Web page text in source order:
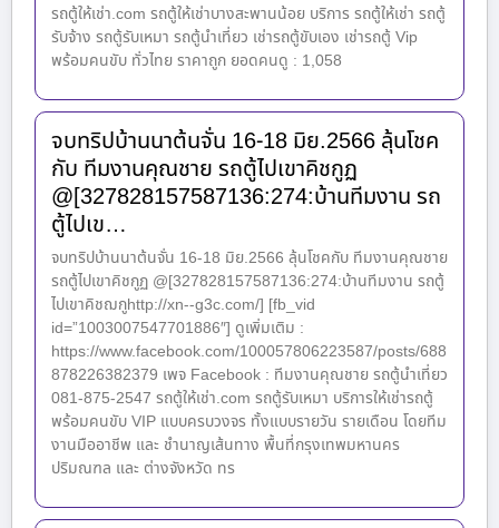
รถตู้ให้เช่า.com รถตู้ให้เช่าบางสะพานน้อย บริการ รถตู้ให้เช่า รถตู้
รับจ้าง รถตู้รับเหมา รถตู้นำเที่ยว เช่ารถตู้ขับเอง เช่ารถตู้ Vip
พร้อมคนขับ ทั่วไทย ราคาถูก ยอดคนดู : 1,058
จบทริปบ้านนาต้นจั่น 16-18 มิย.2566 ลุ้นโชค
กับ ทีมงานคุณชาย รถตู้ไปเขาคิชกูฏ
@[327828157587136:274:บ้านทีมงาน รถ
ตู้ไปเข…
จบทริปบ้านนาต้นจั่น 16-18 มิย.2566 ลุ้นโชคกับ ทีมงานคุณชาย
รถตู้ไปเขาคิชกูฏ @[327828157587136:274:บ้านทีมงาน รถตู้
ไปเขาคิชฌกูhttp://xn--g3c.com/] [fb_vid
id=”1003007547701886″] ดูเพิ่มเติม :
https://www.facebook.com/100057806223587/posts/688
878226382379 เพจ Facebook : ทีมงานคุณชาย รถตู้นำเที่ยว
081-875-2547 รถตู้ให้เช่า.com รถตู้รับเหมา บริการให้เช่ารถตู้
พร้อมคนขับ VIP แบบครบวงจร ทั้งแบบรายวัน รายเดือน โดยทีม
งานมืออาชีพ และ ชำนาญเส้นทาง พื้นที่กรุงเทพมหานคร
ปริมณฑล และ ต่างจังหวัด ทร